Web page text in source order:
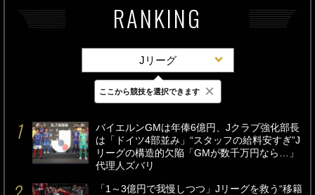
RANKING
Jリーグ
最新 24時間 週間
バイエルンGMは年俸6億円、Jクラブ強化部長
は「ドイツ4部並み」“スタッフの給料安すぎ”J
リーグの構造的欠陥「GMが数千万円なら…」
代理人ズバリ
「1～3億円で我慢しつつ」Jリーグを救う“移籍
ここから競技を選択できます ×